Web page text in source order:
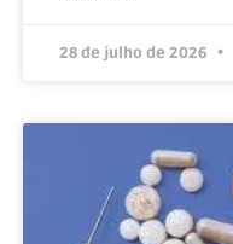
28 de julho de 2026